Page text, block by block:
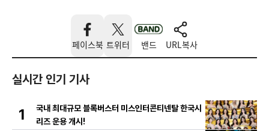
페이스북 트위터 밴드 URL복사
실시간 인기 기사
1
국내 최대규모 블록버스터 미스인터콘티넨탈 한국시
리즈 운용 개시!